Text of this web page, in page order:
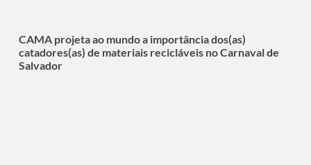
CAMA projeta ao mundo a importância dos(as)
catadores(as) de materiais recicláveis no Carnaval de
Salvador